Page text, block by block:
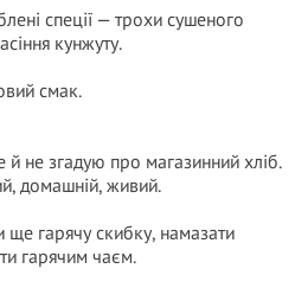
спеції — трохи сушеного
кунжуту.
смак.
не згадую про магазинний хліб.
домашній, живий.
гарячу скибку, намазати
гарячим чаєм.